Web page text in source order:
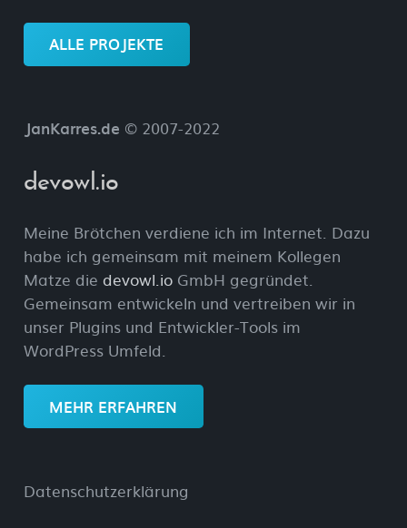
ALLE PROJEKTE
JanKarres.de © 2007-2022
devowl.io
Meine Brötchen verdiene ich im Internet. Dazu
habe ich gemeinsam mit meinem Kollegen
Matze die devowl.ioGmbH gegründet.
Gemeinsam entwickeln und vertreiben wir in
unser Plugins und Entwickler-Tools im
WordPress Umfeld.
MEHR ERFAHREN
Datenschutzerklärung